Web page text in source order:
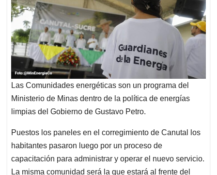
Las Comunidades energéticas son un programa del
Ministerio de Minas dentro de la política de energías
limpias del Gobierno de Gustavo Petro.
Puestos los paneles en el corregimiento de Canutal los
habitantes pasaron luego por un proceso de
capacitación para administrar y operar el nuevo servicio.
La misma comunidad será la que estará al frente del